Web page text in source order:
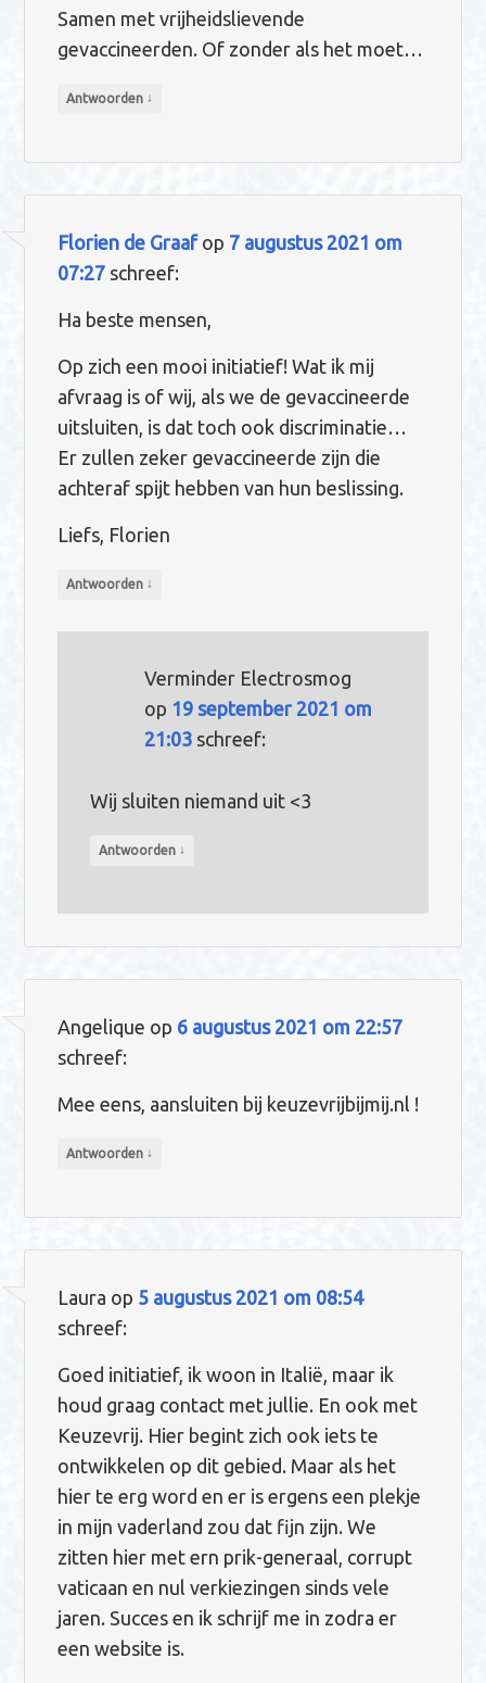
Samen met vrijheidslievende
gevaccineerden. Of zonder als het moet…
Antwoorden ↓
Florien de Graafop 7 augustus 2021 om
07:27 schreef:
Ha beste mensen,
Op zich een mooi initiatief! Wat ik mij
afvraag is of wij, als we de gevaccineerde
uitsluiten, is dat toch ook discriminatie…
Er zullen zeker gevaccineerde zijn die
achteraf spijt hebben van hun beslissing.
Liefs, Florien
Antwoorden ↓
Verminder Electrosmog
op 19 september 2021 om
21:03 schreef:
Wij sluiten niemand uit <3
Antwoorden ↓
Angelique op 6 augustus 2021 om 22:57
schreef:
Mee eens, aansluiten bij keuzevrijbijmij.nl !
Antwoorden ↓
Laura op 5 augustus 2021 om 08:54
schreef:
Goed initiatief, ik woon in Italië, maar ik
houd graag contact met jullie. En ook met
Keuzevrij. Hier begint zich ook iets te
ontwikkelen op dit gebied. Maar als het
hier te erg word en er is ergens een plekje
in mijn vaderland zou dat fijn zijn. We
zitten hier met ern prik-generaal, corrupt
vaticaan en nul verkiezingen sinds vele
jaren. Succes en ik schrijf me in zodra er
een website is.